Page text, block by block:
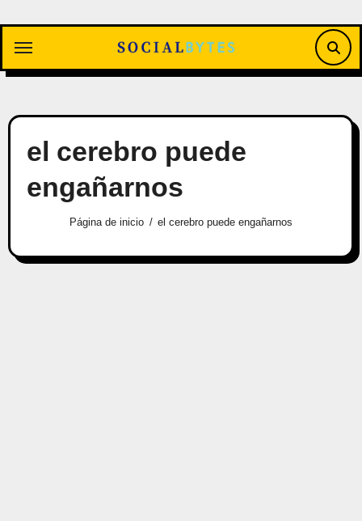
contenido
el cerebro puede
engañarnos
Página de inicio el cerebro puede engañarnos